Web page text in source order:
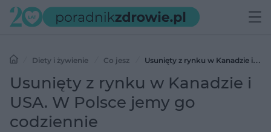
Diety i żywienie Co jesz
Usunięty z rynku w Kanadzie i
USA. W Polsce jemy go codziennie
Usunięty z rynku w Kanadzie i
USA. W Polsce jemy go
codziennie